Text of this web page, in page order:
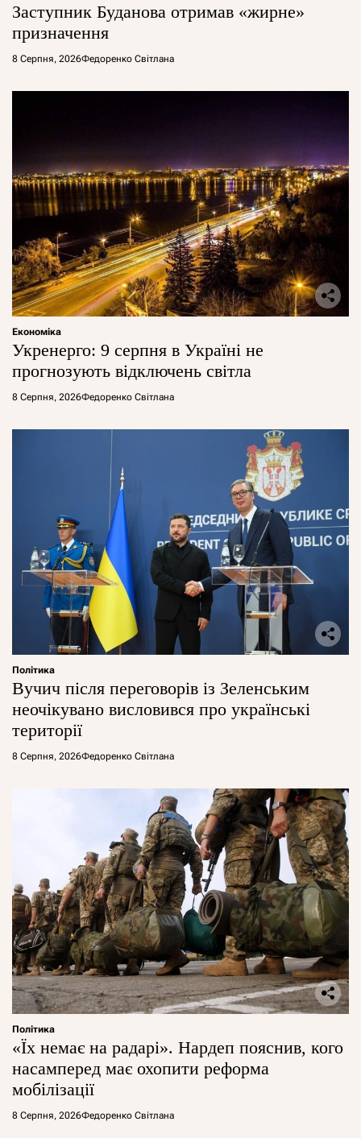
Заступник Буданова отримав «жирне»
призначення
8 Серпня, 2026Федоренко Світлана
Економіка
Укренерго: 9 серпня в Україні не
прогнозують відключень світла
8 Серпня, 2026Федоренко Світлана
Політика
Вучич після переговорів із Зеленським
неочікувано висловився про українські
території
8 Серпня, 2026Федоренко Світлана
Політика
«Їх немає на радарі». Нардеп пояснив, кого
насамперед має охопити реформа
мобілізації
8 Серпня, 2026Федоренко Світлана